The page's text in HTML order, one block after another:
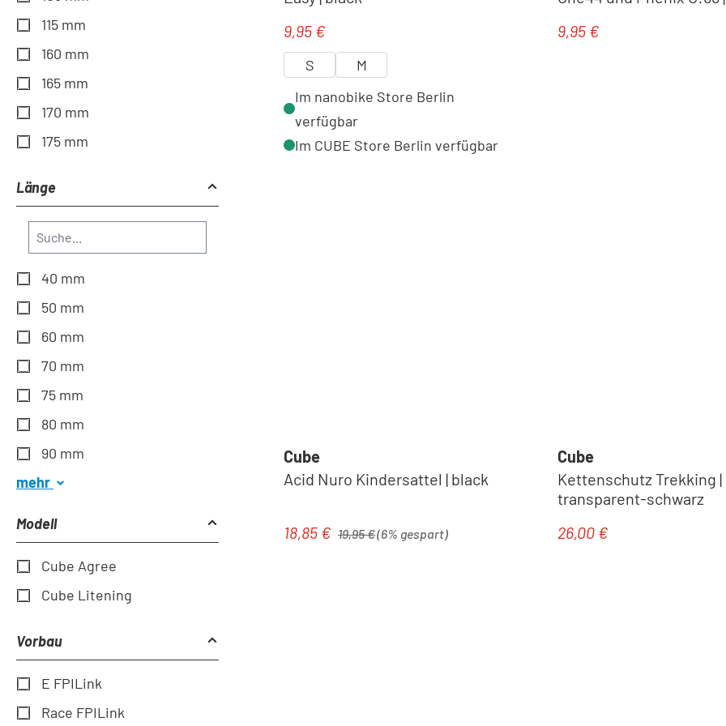
Ventilkappen
115 mm
160 mm
165 mm
170 mm
175 mm
Länge
40 mm
50 mm
60 mm
70 mm
75 mm
80 mm
90 mm
mehr
Modell
Cube Agree
Cube Litening
Vorbau
E FPILink
Race FPILink
Regulärer Preis:
9,95 €
S
M
Im nanobike Store Berlin
verfügbar
Im CUBE Store Berlin verfügbar
Regulärer Preis:
9,95 €
Cube
Acid Nuro Kindersattel | black
Verkaufspreis:
18,85 € 19,95 €(6% gespart)
Cube
Kettenschutz Trekking |
transparent-schwarz
Regulärer Preis:
26,00 €